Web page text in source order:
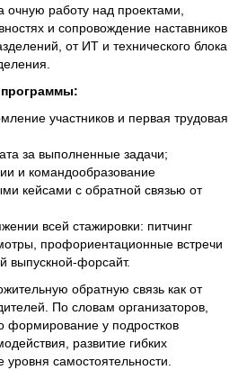
работу над проектами,
и сопровождение наставников
от ИТ и технического блока
участников и первая трудовая
за выполненные задачи;
и командообразование
кейсами с обратной связью от
всей стажировки: питчинг
профориентационные встречи
выпускной-форсайт.
обратную связь как от
По словам организаторов,
формирование у подростков
развитие гибких
самостоятельности.